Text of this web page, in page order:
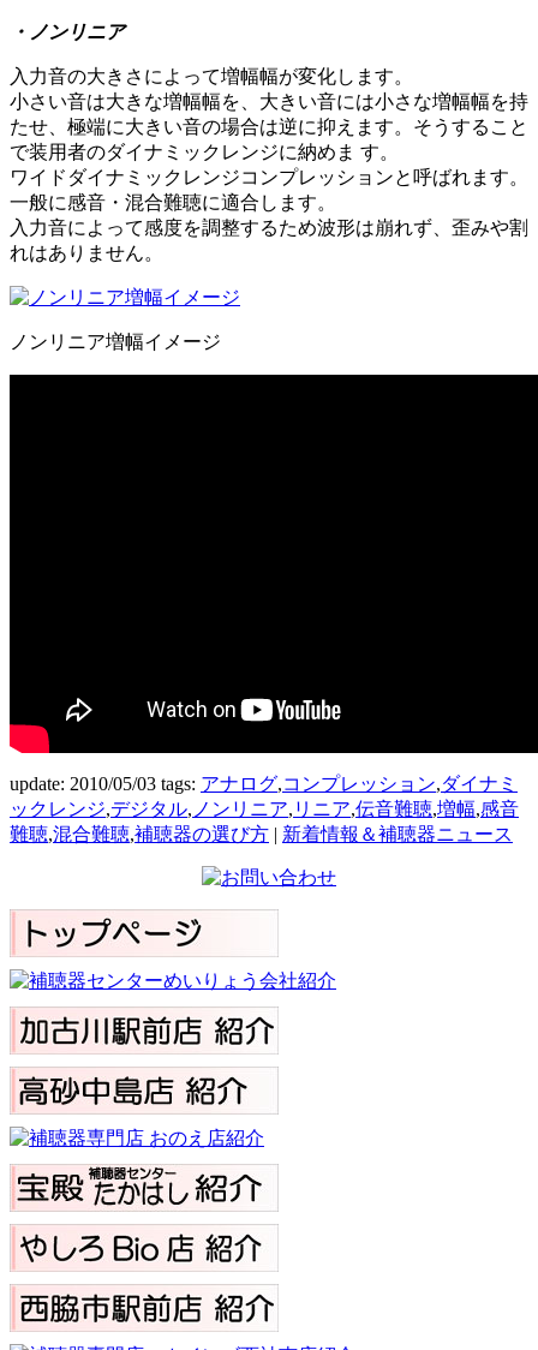
・ノンリニア
入力音の大きさによって増幅幅が変化します。
小さい音は大きな増幅幅を、大きい音には小さな増幅幅を持
たせ、極端に大きい音の場合は逆に抑えます。そうすること
で装用者のダイナミックレンジに納めま す。
ワイドダイナミックレンジコンプレッションと呼ばれます。
一般に感音・混合難聴に適合します。
入力音によって感度を調整するため波形は崩れず、歪みや割
れはありません。
ノンリニア増幅イメージ
update: 2010/05/03 tags: アナログ,コンプレッション,ダイナミ
ックレンジ,デジタル, ノンリニア, リニア,伝音難聴,増幅,感音
難聴,混合難聴,補聴器の選び方 | 新着情報＆補聴器ニュース